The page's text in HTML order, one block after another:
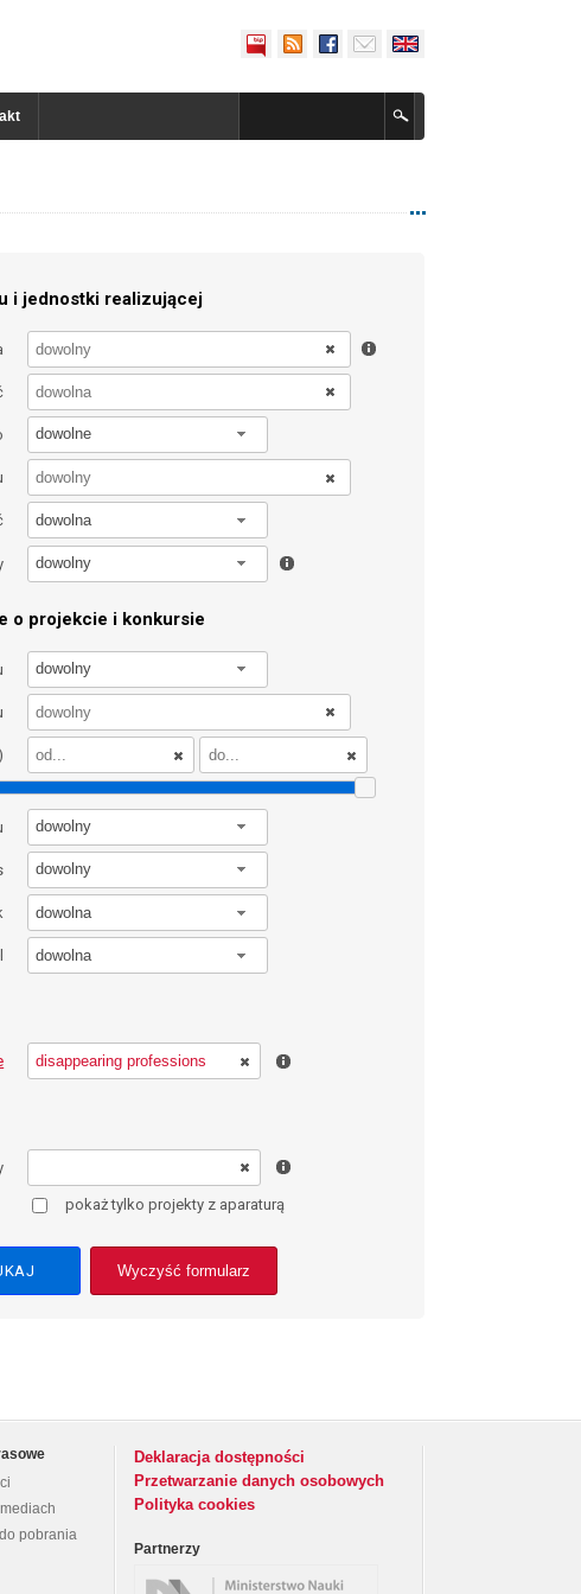
i jednostki realizującej
dowolne
dowolna
dowolny
o projekcie i konkursie
dowolny
dowolny
dowolny
dowolna
dowolna
pokaż tylko projekty z aparaturą
Wyczyść formularz
pobrania
Deklaracja dostępności
Przetwarzanie danych osobowych
Polityka cookies
Partnerzy